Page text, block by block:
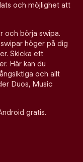
och möjlighet att
och börja swipa.
höger på dig
Skicka ett
Här kan du
och allt
Duos, Music
gratis.